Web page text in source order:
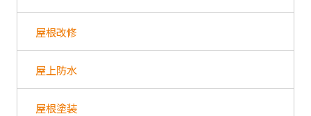
屋根改修
屋上防水
屋根塗装